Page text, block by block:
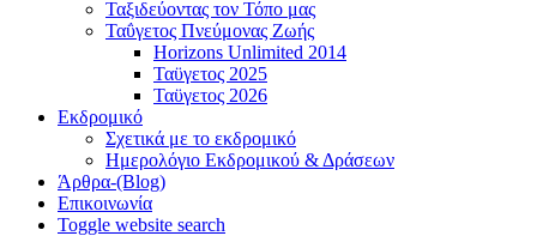
Ταξιδεύοντας τον Τόπο μας
Ταΰγετος Πνεύμονας Ζωής
Horizons Unlimited 2014
Ταϋγετος 2025
Ταϋγετος 2026
Εκδρομικό
Σχετικά με το εκδρομικό
Ημερολόγιο Εκδρομικού & Δράσεων
Άρθρα-(Blog)
Επικοινωνία
Toggle website search